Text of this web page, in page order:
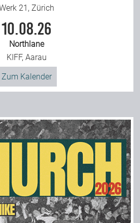
21, Zürich
10.08.26
Northlane
KIFF, Aarau
Zum Kalender